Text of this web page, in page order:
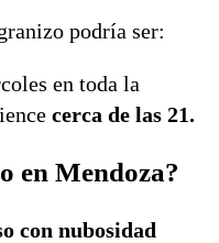
podría ser:
en toda la
cerca de las 21.
en Mendoza?
con nubosidad